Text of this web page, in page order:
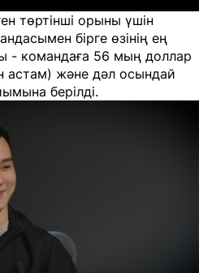
төртінші орыны үшін
бірге өзінің ең
- командаға 56 мың доллар
астам) және дәл осындай
берілді.